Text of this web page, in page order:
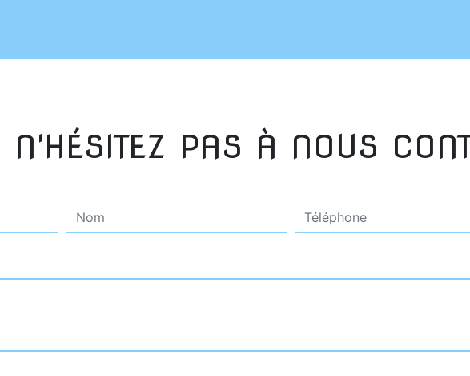
N'HÉSITEZ PAS À NOUS